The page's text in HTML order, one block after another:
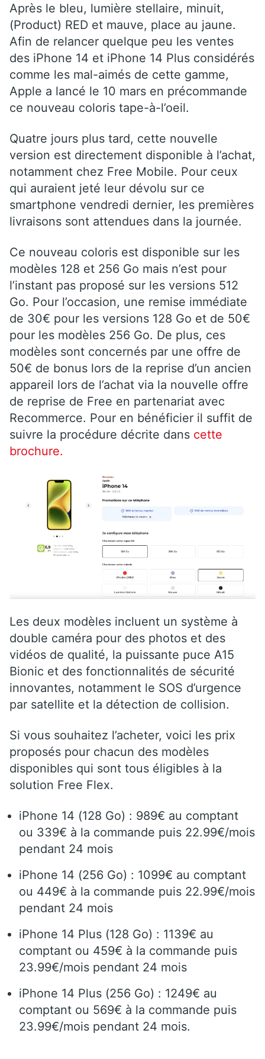
Après le bleu, lumière stellaire, minuit,
(Product) RED et mauve, place au jaune.
Afin de relancer quelque peu les ventes
des iPhone 14 et iPhone 14 Plus considérés
comme les mal-aimés de cette gamme,
Apple a lancé le 10 mars en précommande
ce nouveau coloris tape-à-l’oeil.
Quatre jours plus tard, cette nouvelle
version est directement disponible à l’achat,
notamment chez Free Mobile. Pour ceux
qui auraient jeté leur dévolu sur ce
smartphone vendredi dernier, les premières
livraisons sont attendues dans la journée.
Ce nouveau coloris est disponible sur les
modèles 128 et 256 Go mais n’est pour
l’instant pas proposé sur les versions 512
Go. Pour l’occasion, une remise immédiate
de 30€ pour les versions 128 Go et de 50€
pour les modèles 256 Go. De plus, ces
modèles sont concernés par une offre de
50€ de bonus lors de la reprise d’un ancien
appareil lors de l’achat via la nouvelle offre
de reprise de Free en partenariat avec
Recommerce. Pour en bénéficier il suffit de
suivre la procédure décrite dans cette
brochure.
Les deux modèles incluent un système à
double caméra pour des photos et des
vidéos de qualité, la puissante puce A15
Bionic et des fonctionnalités de sécurité
innovantes, notamment le SOS d’urgence
par satellite et la détection de collision.
Si vous souhaitez l’acheter, voici les prix
proposés pour chacun des modèles
disponibles qui sont tous éligibles à la
solution Free Flex.
iPhone 14 (128 Go) : 989€ au comptant
ou 339€ à la commande puis 22.99€/mois
pendant 24 mois
iPhone 14 (256 Go) : 1099€ au comptant
ou 449€ à la commande puis 22.99€/mois
pendant 24 mois
iPhone 14 Plus (128 Go) : 1139€ au
comptant ou 459€ à la commande puis
23.99€/mois pendant 24 mois
iPhone 14 Plus (256 Go) : 1249€ au
comptant ou 569€ à la commande puis
23.99€/mois pendant 24 mois.